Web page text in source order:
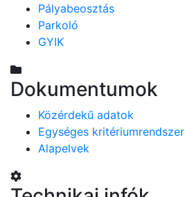
Pályabeosztás
Parkoló
GYIK
Dokumentumok
Közérdekű adatok
Egységes kritériumrendszer
Alapelvek